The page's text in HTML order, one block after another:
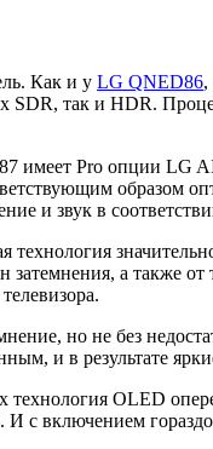
Как и у LG QNED86,
SDR, так и HDR.
имеет Pro опции LG
образом
и звук в
технология
затемнения, а также
но не без
и в результате
OLED
И с включением